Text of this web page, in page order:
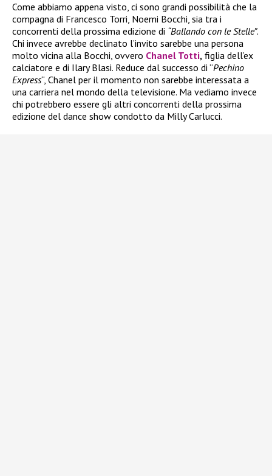
Come abbiamo appena visto, ci sono grandi possibilità che la
compagna di Francesco Torri, Noemi Bocchi, sia tra i
concorrenti della prossima edizione di “Ballando con le Stelle”.
Chi invece avrebbe declinato l’invito sarebbe una persona
molto vicina alla Bocchi, ovvero Chanel Totti, figlia dell’ex
calciatore e di Ilary Blasi. Reduce dal successo di “Pechino
Express“, Chanel per il momento non sarebbe interessata a
una carriera nel mondo della televisione. Ma vediamo invece
chi potrebbero essere gli altri concorrenti della prossima
edizione del dance show condotto da Milly Carlucci.